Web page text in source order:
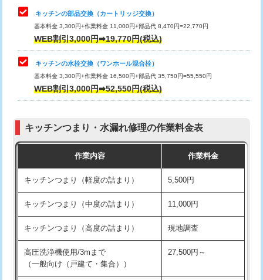
給水管工事※（塩ビ管（VP・HI）使
用/3ｍまで)
給水管工事※（塩ビ管（VP・HI）使
用（追加）/3ｍ超え)
給水管工事※（ライニング鋼管・銅
管・ポリ管・HT管使用/3ｍまで)
44,000円
管・ポリ管・HT管使用/3ｍ超え)
排水管工事（土の掘削・埋め戻し作
11,000円~
排水管工事（排水管工事/3ｍまで） 55,000円
排水管工事（追加 排水管工事/3ｍ超
+11,000円
マス交換（土の掘削・埋め戻し作業）
マス交換（深さ50㎝未満）
理・調整・分解・加工など（中作業）
止水・漏水調査・防水処理・清掃・修
理・調整・分解・加工など（重作業）
33,000円
お風呂タンク脱着
その他部品の脱着
式・ワンホール）)
交換・取付(排水栓・排水トラップ
22,000円+材料費
持込商品取付（単水栓）
キッチンの部品交換（カートリッジ交換）
基本料金 3,300円+作業料金 11,000円+部品代 8,470円=22,770円
WEB割引3,000円➡19,770円(税込)
キッチンの水栓交換（ワンホール混合栓）
基本料金 3,300円+作業料金 16,500円+部品代 35,750円=55,550円
WEB割引3,000円➡52,550円(税込)
キッチンつまり・水漏れ修理の作業料金表
作業内容 作業料金
キッチンつまり（軽度の詰まり） 5,500円
キッチンつまり（中度の詰まり） 11,000円
キッチンつまり（高度の詰まり） 現地調査
高圧洗浄機使用/3mまで
（一般向け（戸建て・集合））
27,500円～